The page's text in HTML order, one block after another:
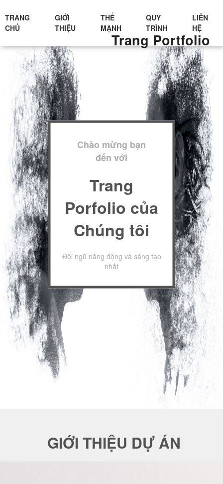
Trang Portfolio
TRANG
CHỦ
GIỚI
THIỆU
THẾ
MẠNH
QUY
TRÌNH
LIÊN
HỆ
Chào mừng bạn
đến với
Trang
Porfolio của
Chúng tôi
Đội ngũ năng động và sáng tạo
nhất
GIỚI THIỆU DỰ ÁN